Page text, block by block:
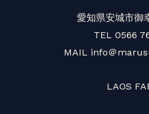
愛知県安城市御
TEL 0566
MAIL info＠
LAOS